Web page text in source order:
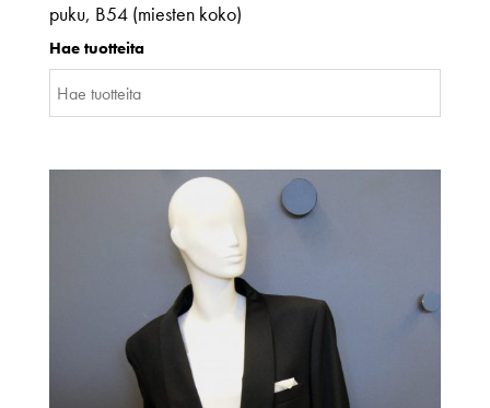
puku, B54 (miesten koko)
Hae tuotteita